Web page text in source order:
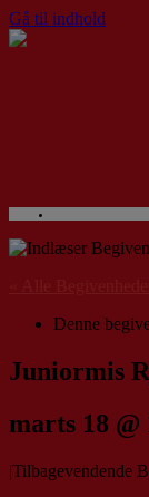
Gå til indhold
Denne
Juniormis
marts 18 @
|Tilbagevendende